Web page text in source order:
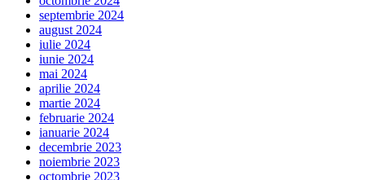
septembrie 2024
august 2024
iulie 2024
iunie 2024
mai 2024
aprilie 2024
martie 2024
februarie 2024
ianuarie 2024
decembrie 2023
noiembrie 2023
octombrie 2023